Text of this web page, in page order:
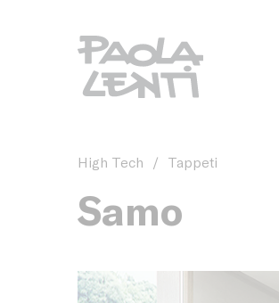
High Tech / Tappeti
Samo